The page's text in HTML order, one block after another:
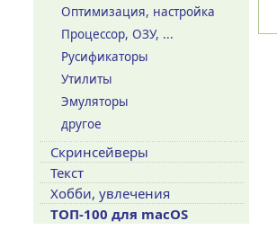
Оптимизация, настройка
Процессор, ОЗУ, ...
Русификаторы
Утилиты
Эмуляторы
другое
Скринсейверы
Текст
Хобби, увлечения
ТОП-100 для macOS